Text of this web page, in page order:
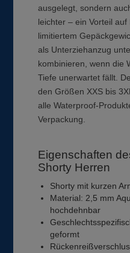
ausgelegt, sondern
leichter – ein Vorteil
limitiertem
als Unterziehanzug
kombinieren, wenn die
Tiefe unerwartet fällt.
den Größen XXS bis
alle Waterproof-
Verpackung.
Eigenschaften
Shorty Herren
Shorty mit kurzen
Material: 2,5 mm
hochdehnbar
geformt